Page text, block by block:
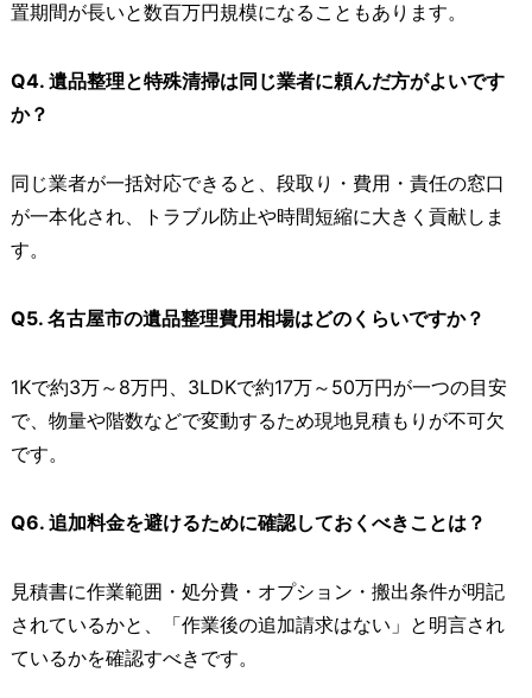
置期間が長いと数百万円規模になることもあります。
Q4. 遺品整理と特殊清掃は同じ業者に頼んだ方がよいです
か？
同じ業者が一括対応できると、段取り・費用・責任の窓口
が一本化され、トラブル防止や時間短縮に大きく貢献しま
す。
Q5. 名古屋市の遺品整理費用相場はどのくらいですか？
1Kで約3万～8万円、3LDKで約17万～50万円が一つの目安
で、物量や階数などで変動するため現地見積もりが不可欠
です。
Q6. 追加料金を避けるために確認しておくべきことは？
見積書に作業範囲・処分費・オプション・搬出条件が明記
されているかと、「作業後の追加請求はない」と明言され
ているかを確認すべきです。